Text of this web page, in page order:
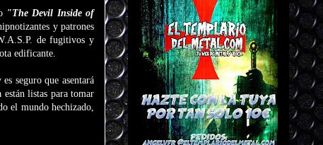
"The Devil Inside of
y patrones
de fugitivos y
edificante.
seguro que asentará
están listas para tomar
el mundo hechizado,